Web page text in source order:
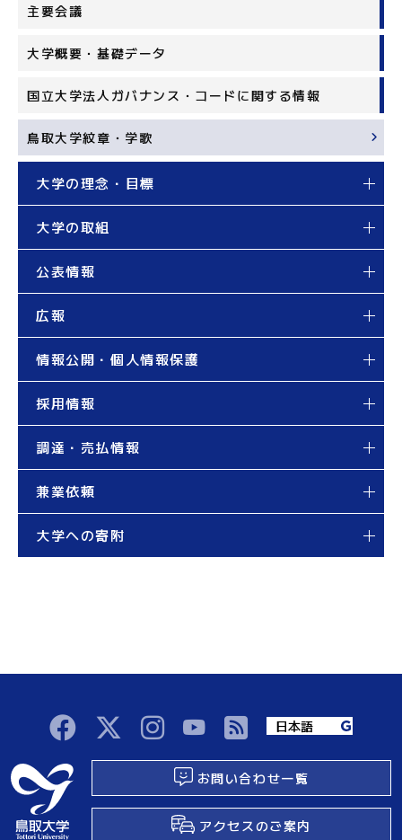
主要会議
大学概要・基礎データ
国立大学法人ガバナンス・コードに関する情報
鳥取大学紋章・学歌
大学の理念・目標
大学の取組
公表情報
広報
情報公開・個人情報保護
採用情報
調達・売払情報
兼業依頼
大学への寄附
お問い合わせ一覧
アクセスのご案内